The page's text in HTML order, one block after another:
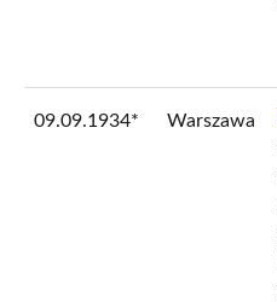
09.09.1934* Warszawa